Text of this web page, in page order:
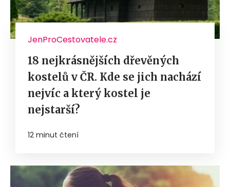
JenProCestovatele.cz
18 nejkrásnějších dřevěných
kostelů v ČR. Kde se jich nachází
nejvíc a který kostel je
nejstarší?
12 minut čtení